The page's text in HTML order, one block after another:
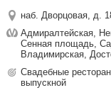
наб. Дворцовая, д.
Адмиралтейская,
Сенная площадь,
Владимирская,
Свадебные
выпускной